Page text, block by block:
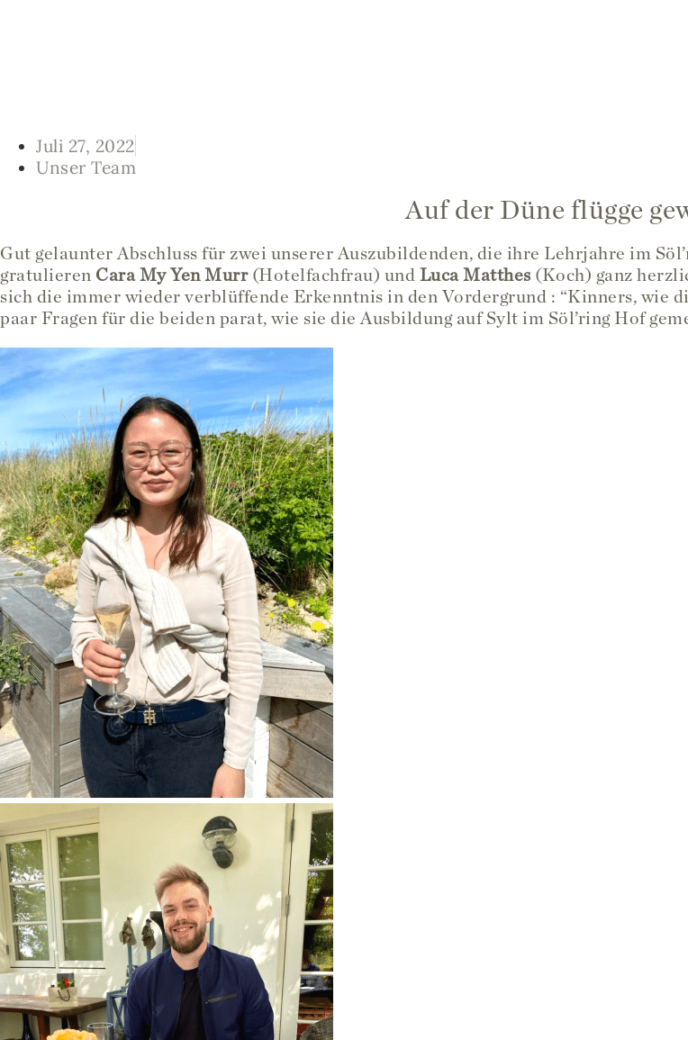
Juli 27, 2022
Unser Team
Auf der Düne flügge
Gut gelaunter Abschluss für zwei unserer Auszubildenden, die ihre Lehrjahre im
gratulieren Cara My Yen Murr(Hotelfachfrau) und Luca Matthes (Koch) ganz
sich die immer wieder verblüffende Erkenntnis in den Vordergrund : “Kinners, wie
paar Fragen für die beiden parat, wie sie die Ausbildung auf Sylt im Söl’ring Hof